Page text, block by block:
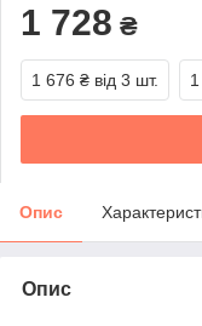
1 728 ₴
1 676 ₴ від 3 шт.
Опис
Опис